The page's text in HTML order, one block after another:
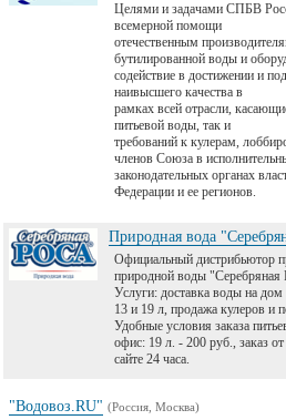
Целями и задачами СПБВ
всемерной помощи
отечественным
бутилированной воды и
содействие в достижении и
наивысшего качества в
рамках всей отрасли,
питьевой воды, так и
требований к кулерам,
членов Союза в
законодательных органах
Федерации и ее регионов.
Природная вода
Официальный дистрибьютор
природной воды "Серебряная
Услуги: доставка воды на
13 и 19 л, продажа кулеров и
Удобные условия заказа
офис: 19 л. - 200 руб., заказ
сайте 24 часа.
"Водовоз.RU" (Россия, Москва)